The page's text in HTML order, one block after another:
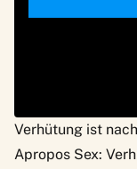
Verhütung ist
Apropos Sex: